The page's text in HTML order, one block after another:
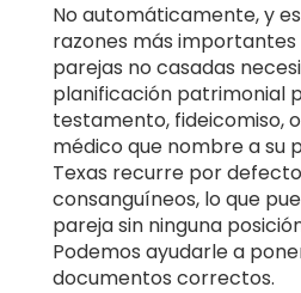
No automáticamente, y
razones más importantes
parejas no casadas
planificación patrimonial
testamento, fideicomiso,
médico que nombre a su
Texas recurre por
consanguíneos, lo que
pareja sin ninguna
Podemos ayudarle a
documentos correctos.